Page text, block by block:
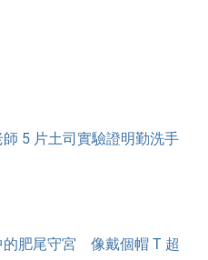
5 片土司實驗證明勤洗手
的肥尾守宮 像戴個帽 T 超